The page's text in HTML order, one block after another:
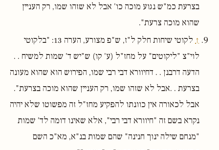
בצרעת כמ"ש נגוע מוכה כו' אבל לא שזהו שמו, רק העניין
שהוא מוכה צרעת".
↑
לקוטי שיחות חלק ל"ז, ש"פ מצורע, הערה 13: "בלקוטי
לוי"צ "ליקוטים" על מחז"ל (ע' קו) ש"יש ד' שמות למשיח . .
הדעה דרבנן . . דחיוורא דבי רבי שמו, הפירוש הוא שהוא מעונה
בצרעת . .אבל לא שזהו שמו, רק העניין שהוא מוכה בצרעת".
אבל לכאורה אין כוונתו להפקיע מחז"ל זה מפשוטו שלא יהיה
נקרא בשם זה "חיוורא דבי רבי", אלא שאינו דומה לד' שמות
"מנחם שילה ינוך חנינה" שהם שמות בנ"א, מא"כ השם